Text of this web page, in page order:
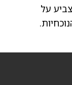
של 295.60$ מצביע על